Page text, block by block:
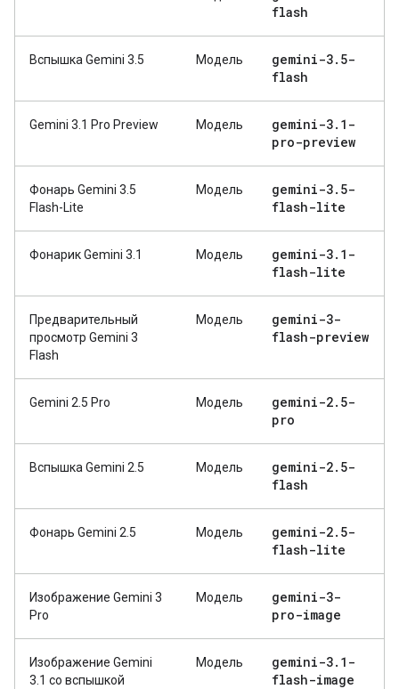
flash
Вспышка Gemini 3.5 Модель gemini-3. 5-
flash
Gemini 3.1 Pro Preview Модель gemini-3. 1-
pro-preview
Фонарь Gemini 3.5
Flash-Lite
Модель gemini-3. 5-
flash-lite
Фонарик Gemini 3.1 Модель gemini-3. 1-
flash-lite
Предварительный
просмотр Gemini 3
Flash
Модель
gemini-3-
flash-preview
Gemini 2.5 Pro Модель gemini-2. 5-
pro
Вспышка Gemini 2.5 Модель gemini-2. 5-
flash
Фонарь Gemini 2.5 Модель gemini-2. 5-
flash-lite
Изображение Gemini 3
Pro
Модель
gemini-3-
pro-image
Изображение Gemini
3.1 со вспышкой
Модель gemini-3. 1-
flash-image